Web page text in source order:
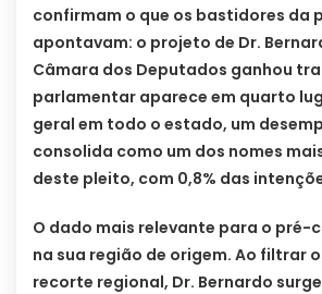
confirmam o que os bastidores da
apontavam: o projeto de Dr.
Câmara dos Deputados ganhou
parlamentar aparece em quarto
geral em todo o estado, um
consolida como um dos nomes
deste pleito, com 0,8% das
O dado mais relevante para o pré-
na sua região de origem. Ao filtrar
recorte regional, Dr. Bernardo